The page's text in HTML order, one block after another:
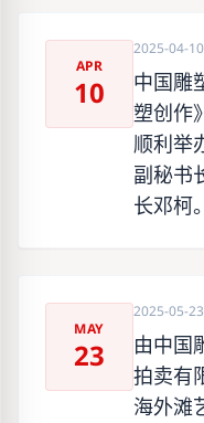
APR
10
2025-04-10
中国雕
塑创作
顺利举
副秘书
长邓柯。
MAY
23
2025-05-23
由中国
拍卖有
海外滩